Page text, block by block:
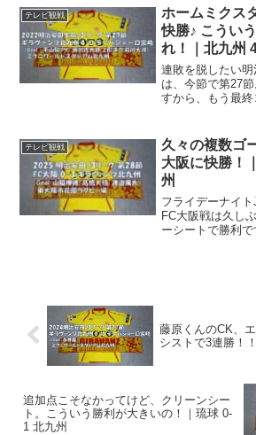
迷、この一戦は
上するきっかけと
テレビ観戦
ホームミクス
快勝♪ こうい
れ！｜北九州
連敗を脱したい
は、今節で第27
すから、もう最
まま、ここまで
つでも順位を上
テレビ観戦
久々の複数ゴ
大阪に快勝！
州
フライデーナイ
FC大阪戦は久し
ーシートで勝利
藤原くんのCK、
シストで3連勝！
追加点こそなかってけど、クリーンシー
ト。こういう勝利が大きいの！｜琉球 0-
1 北九州